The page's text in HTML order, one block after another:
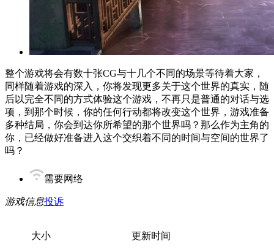
整个游戏将会有数十张CG与十几个不同的场景等待着大家，
同样随着游戏的深入，你将发现更多关于这个世界的真实，随
后以完全不同的方式体验这个游戏，不再只是普通的对话与选
项，到那个时候，你的任何行动都将改变这个世界，游戏准备
多种结局，你会到达你所希望的那个世界吗？那么作为主角的
你，已经做好准备进入这个交织着不同的时间与空间的世界了
吗？
需要网络
游戏信息投诉
大小 更新时间